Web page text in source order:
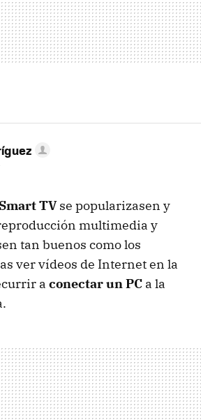
Smart TVse popularizasen y
multimedia y
tan buenos como los
ver vídeos de Internet en la
a conectar un PC a la